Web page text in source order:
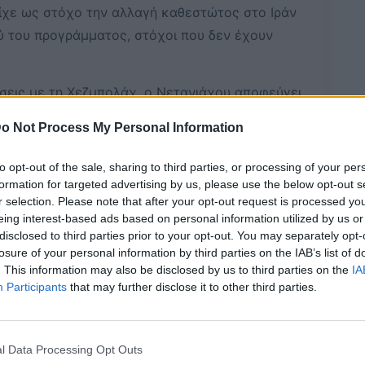
Not Process My Personal Information
opt-out of the sale, sharing to third parties, or processing of your
for targeted advertising by us, please use the below opt-out
selection. Please note that after your opt-out request is processed
interest-based ads based on personal information utilized by us
to third parties prior to your opt-out. You may separately
of your personal information by third parties on the IAB’s list of
This information may also be disclosed by us to third parties on the
Participants that may further disclose it to other third parties.
Data Processing Opt Outs
ως στόχο την αλλαγή καθεστώτος στο Ιράν
του προγράμματος, στόχοι που δεν έχουν
με τη Χεζμπολάχ, ο Νετανιάχου αποφεύγει
τον προειδοποίησε για απομόνωση.
Bluesky Email Copy Link
το συμβούλιο ασφαλείας του
ΝτόναλντΤραμπότι την Κυριακή
ΗΠΑ-Ιράν
. Η κίνηση αυτή
μέσα ενημέρωσης, η
ανησυχία για τις